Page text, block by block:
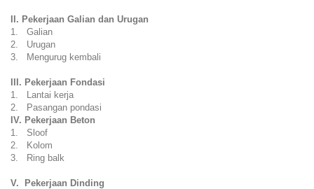
II. Pekerjaan Galian dan Urugan
1. Galian
2. Urugan
3. Mengurug kembali
III. Pekerjaan Fondasi
1. Lantai kerja
2. Pasangan pondasi
IV. Pekerjaan Beton
1. Sloof
2. Kolom
3. Ring balk
V. Pekerjaan Dinding